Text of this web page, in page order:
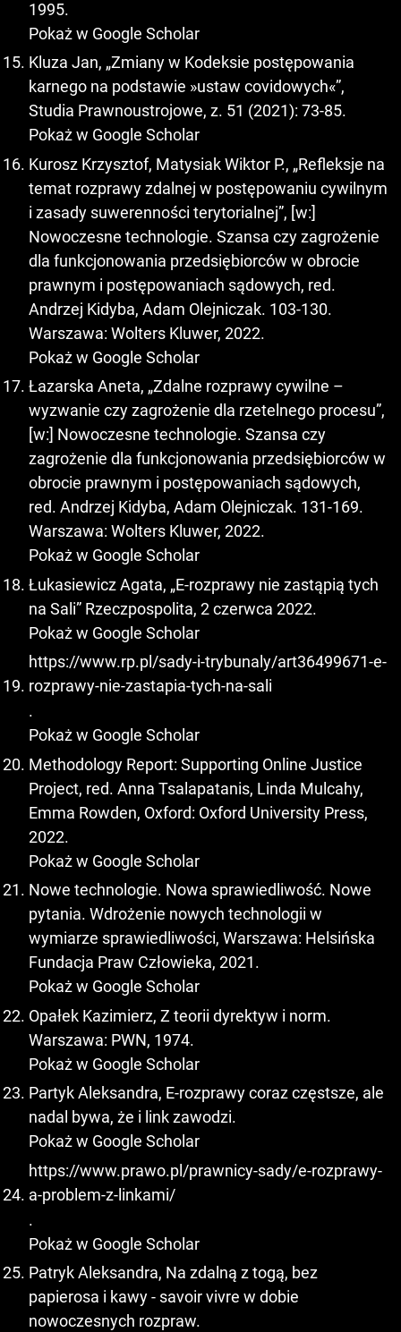
1995.
Pokaż w Google Scholar
Kluza Jan, „Zmiany w Kodeksie postępowania
karnego na podstawie »ustaw covidowych«”,
Studia Prawnoustrojowe, z. 51 (2021): 73-85.
Pokaż w Google Scholar
Kurosz Krzysztof, Matysiak Wiktor P., „Refleksje na
temat rozprawy zdalnej w postępowaniu cywilnym
i zasady suwerenności terytorialnej”, [w:]
Nowoczesne technologie. Szansa czy zagrożenie
dla funkcjonowania przedsiębiorców w obrocie
prawnym i postępowaniach sądowych, red.
Andrzej Kidyba, Adam Olejniczak. 103-130.
Warszawa: Wolters Kluwer, 2022.
Pokaż w Google Scholar
Łazarska Aneta, „Zdalne rozprawy cywilne –
wyzwanie czy zagrożenie dla rzetelnego procesu”,
[w:] Nowoczesne technologie. Szansa czy
zagrożenie dla funkcjonowania przedsiębiorców w
obrocie prawnym i postępowaniach sądowych,
red. Andrzej Kidyba, Adam Olejniczak. 131-169.
Warszawa: Wolters Kluwer, 2022.
Pokaż w Google Scholar
Łukasiewicz Agata, „E-rozprawy nie zastąpią tych
na Sali” Rzeczpospolita, 2 czerwca 2022.
Pokaż w Google Scholar
https://www.rp.pl/sady-i-trybunaly/art36499671-e-
rozprawy-nie-zastapia-tych-na-sali
.
Pokaż w Google Scholar
Methodology Report: Supporting Online Justice
Project, red. Anna Tsalapatanis, Linda Mulcahy,
Emma Rowden, Oxford: Oxford University Press,
2022.
Pokaż w Google Scholar
Nowe technologie. Nowa sprawiedliwość. Nowe
pytania. Wdrożenie nowych technologii w
wymiarze sprawiedliwości, Warszawa: Helsińska
Fundacja Praw Człowieka, 2021.
Pokaż w Google Scholar
Opałek Kazimierz, Z teorii dyrektyw i norm.
Warszawa: PWN, 1974.
Pokaż w Google Scholar
Partyk Aleksandra, E-rozprawy coraz częstsze, ale
nadal bywa, że i link zawodzi.
Pokaż w Google Scholar
https://www.prawo.pl/prawnicy-sady/e-rozprawy-
a-problem-z-linkami/
.
Pokaż w Google Scholar
Patryk Aleksandra, Na zdalną z togą, bez
papierosa i kawy - savoir vivre w dobie
nowoczesnych rozpraw.